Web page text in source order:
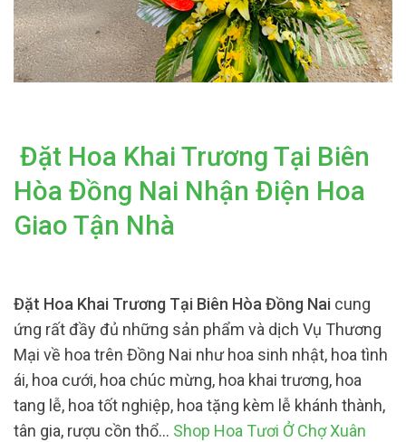
Đặt Hoa Khai Trương Tại Biên
Hòa Đồng Nai Nhận Điện Hoa
Giao Tận Nhà
Đặt Hoa Khai Trương Tại Biên Hòa Đồng Nai cung
ứng rất đầy đủ những sản phẩm và dịch Vụ Thương
Mại về hoa trên Đồng Nai như hoa sinh nhật, hoa tình
ái, hoa cưới, hoa chúc mừng, hoa khai trương, hoa
tang lễ, hoa tốt nghiệp, hoa tặng kèm lễ khánh thành,
tân gia, rượu cồn thổ… Shop Hoa Tươi Ở Chợ Xuân